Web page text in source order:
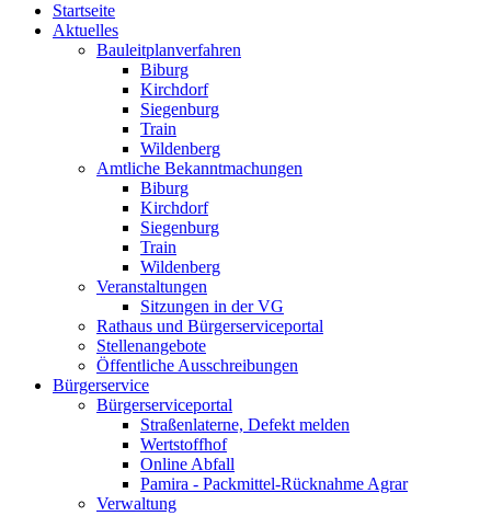
Startseite
Aktuelles
Bauleitplanverfahren
Biburg
Kirchdorf
Siegenburg
Train
Wildenberg
Amtliche Bekanntmachungen
Biburg
Kirchdorf
Siegenburg
Train
Wildenberg
Veranstaltungen
Sitzungen in der VG
Rathaus und Bürgerserviceportal
Stellenangebote
Öffentliche Ausschreibungen
Bürgerservice
Bürgerserviceportal
Straßenlaterne, Defekt melden
Wertstoffhof
Online Abfall
Pamira - Packmittel-Rücknahme Agrar
Verwaltung